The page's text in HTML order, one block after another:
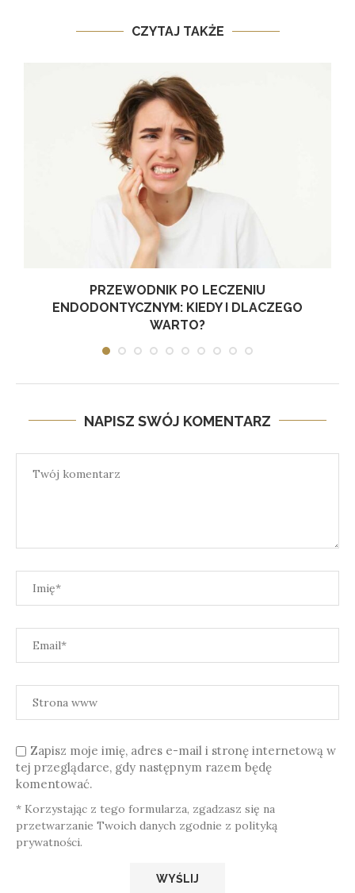
CZYTAJ TAKŻE
PRZEWODNIK PO LECZENIU
ENDODONTYCZNYM: KIEDY I DLACZEGO
WARTO?
NAPISZ SWÓJ KOMENTARZ
Zapisz moje imię, adres e-mail i stronę internetową w
tej przeglądarce, gdy następnym razem będę
komentować.
* Korzystając z tego formularza, zgadzasz się na
przetwarzanie Twoich danych zgodnie z polityką
prywatności.